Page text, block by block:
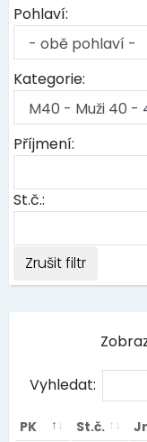
Pohlaví:
Kategorie:
Příjmení:
St.č.:
Zrušit filtr
Vyhledat:
PK St.č.